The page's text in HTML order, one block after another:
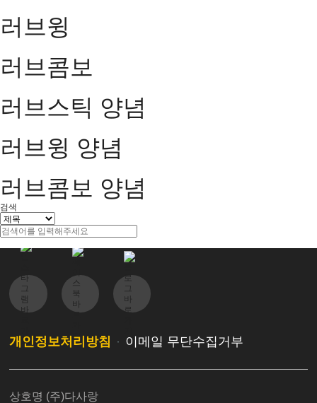
러브윙
러브콤보
러브스틱 양념
러브윙 양념
러브콤보 양념
검색
개인정보처리방침 · 이메일 무단수집거부
상호명 (주)다사랑